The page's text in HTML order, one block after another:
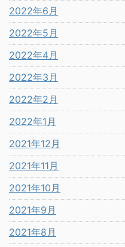
2022年6月
2022年5月
2022年4月
2022年3月
2022年2月
2022年1月
2021年12月
2021年11月
2021年10月
2021年9月
2021年8月